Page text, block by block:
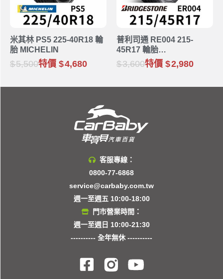
米其林 PS5 225-40R18 輪
胎 MICHELIN
5,500特價 4,680
普利司通 RE004 215-
45R17 輪胎
BRIDGESTONE
3,600特價 2,980
客服專線：
0800-77-6868
service@carbaby.com.tw
週一至週五 10:00-18:00
門市營業時間：
週一至週日 10:00-21:30
---------- 全年無休 ----------